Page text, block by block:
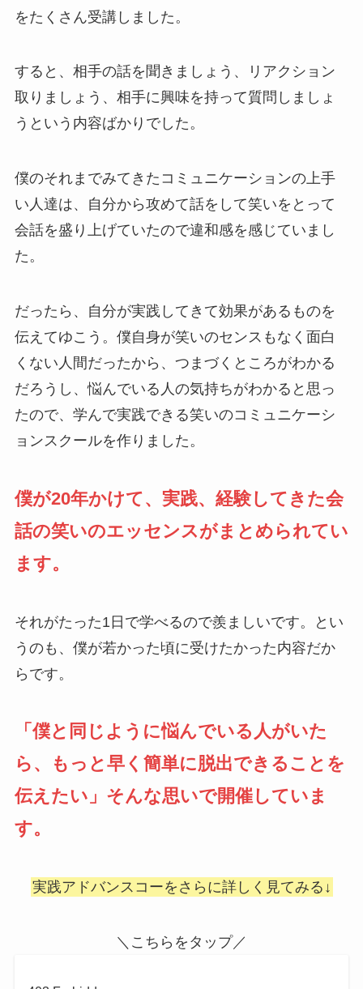
をたくさん受講しました。
すると、相手の話を聞きましょう、リアクション
取りましょう、相手に興味を持って質問しましょ
うという内容ばかりでした。
僕のそれまでみてきたコミュニケーションの上手
い人達は、自分から攻めて話をして笑いをとって
会話を盛り上げていたので違和感を感じていまし
た。
だったら、自分が実践してきて効果があるものを
伝えてゆこう。僕自身が笑いのセンスもなく面白
くない人間だったから、つまづくところがわかる
だろうし、悩んでいる人の気持ちがわかると思っ
たので、学んで実践できる笑いのコミュニケーシ
ョンスクールを作りました。
僕が20年かけて、実践、経験してきた会
話の笑いのエッセンスがまとめられてい
ます。
それがたった1日で学べるので羨ましいです。とい
うのも、僕が若かった頃に受けたかった内容だか
らです。
「僕と同じように悩んでいる人がいた
ら、もっと早く簡単に脱出できることを
伝えたい」そんな思いで開催していま
す。
実践アドバンスコーをさらに詳しく見てみる↓
＼こちらをタップ／